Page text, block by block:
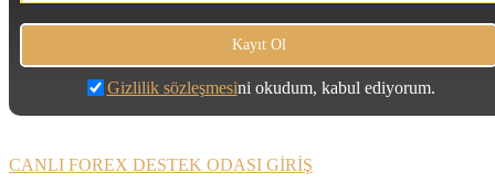
Gizlilik sözleşmesini okudum, kabul ediyorum.
CANLI FOREX DESTEK ODASI GİRİŞ